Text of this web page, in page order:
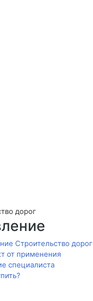
дорог
Строительство дорог
от применения
специалиста